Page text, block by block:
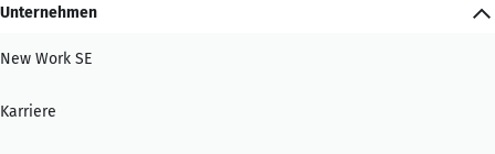
Unternehmen
New Work SE
Karriere